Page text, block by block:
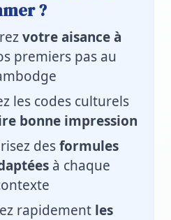
?
votre aisance à
premiers pas au
les codes culturels
bonne impression
desformules
à chaque
rapidement les